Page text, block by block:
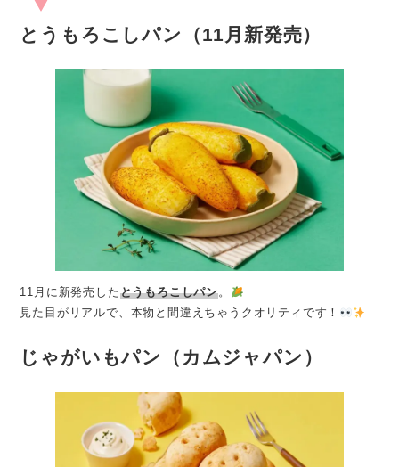
とうもろこしパン（11月新発売）
11月に新発売したとうもろこしパン。
見た目がリアルで、本物と間違えちゃうクオリティです！
じゃがいもパン（カムジャパン）